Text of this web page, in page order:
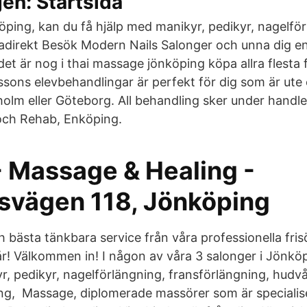
kan du få hjälp med manikyr, pedikyr,
Besök Modern Nails Salonger och unna dig
är nog i thai massage jönköping köpa allra flesta
elevbehandlingar är perfekt för dig som är ute
eller Göteborg. All behandling sker under
Rehab, Enköping.
& Healing -
118, Jönköping
bästa tänkbara service från våra professionella
Välkommen in! I någon av våra 3 salonger i
pedikyr, nagelförlängning, fransförlängning,
Massage, diplomerade massörer som är